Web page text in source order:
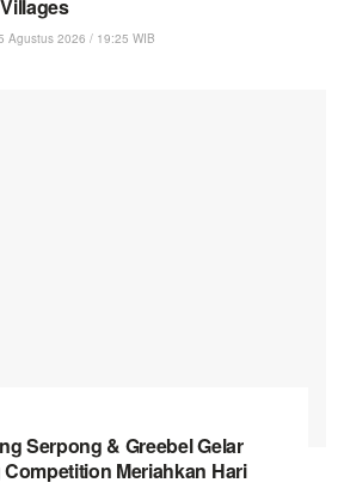
Agustus 2026 / 19:25 WIB
Serpong & Greebel Gelar
Meriahkan Hari